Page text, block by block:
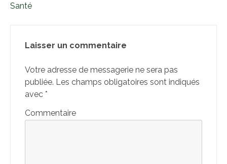
Santé
Laisser un commentaire
Votre adresse de messagerie ne sera pas
publiée. Les champs obligatoires sont indiqués
avec *
Commentaire